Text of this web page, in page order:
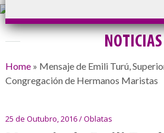
NOTICIAS
Home» Mensaje de Emili Turú,
Congregación de Hermanos Maristas
25 de Outubro, 2016 / Oblatas